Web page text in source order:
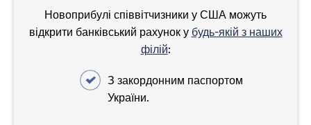
Новоприбулі співвітчизники у США можуть
відкрити банківський рахунок у будь-якій з наших
філій:
З закордонним паспортом
України.